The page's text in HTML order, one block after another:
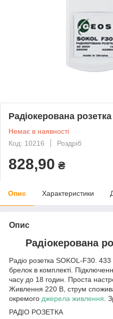
Радіокерована
Немає в наявності
Код: 10216
Роздріб
828,90 ₴
Опис Характеристики
Опис
Радіокерована
Радіо розетка SOKOL-F30.
брелок в комплекті.
часу до 18 годин. Проста
Живлення 220 В, струм
окремого джерела живлення.
РАДІО РОЗЕТКА